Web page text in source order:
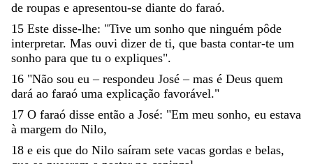
de roupas e apresentou-se diante do faraó.
15 Este disse-lhe: "Tive um sonho que ninguém pôde
interpretar. Mas ouvi dizer de ti, que basta contar-te um
sonho para que tu o expliques".
16 "Não sou eu– respondeu José– mas é Deus quem
dará ao faraó uma explicação favorável."
17 O faraó disse então a José: "Em meu sonho, eu estava
à margem do Nilo,
18 e eis que do Nilo saíram sete vacas gordas e belas,